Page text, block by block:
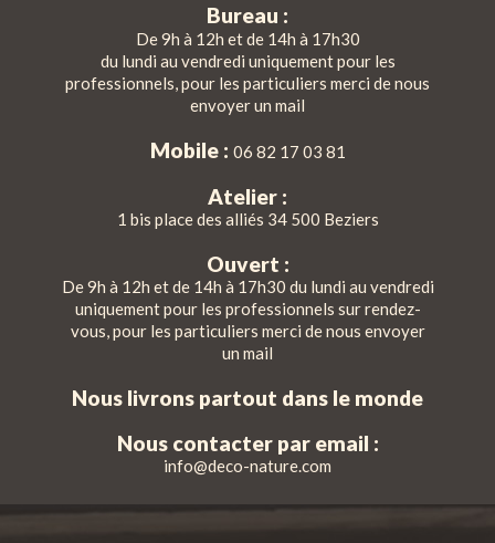
Bureau :
De 9h à 12h et de 14h à 17h30
du lundi au vendredi uniquement pour les
professionnels, pour les particuliers merci de nous
envoyer un mail
Mobile : 06 82 17 03 81
Atelier :
1 bis place des alliés 34 500 Beziers
Ouvert :
De 9h à 12h et de 14h à 17h30 du lundi au vendredi
uniquement pour les professionnels sur rendez-
vous, pour les particuliers merci de nous envoyer
un mail
Nous livrons partout dans le monde
Nous contacter par email :
info@deco-nature.com